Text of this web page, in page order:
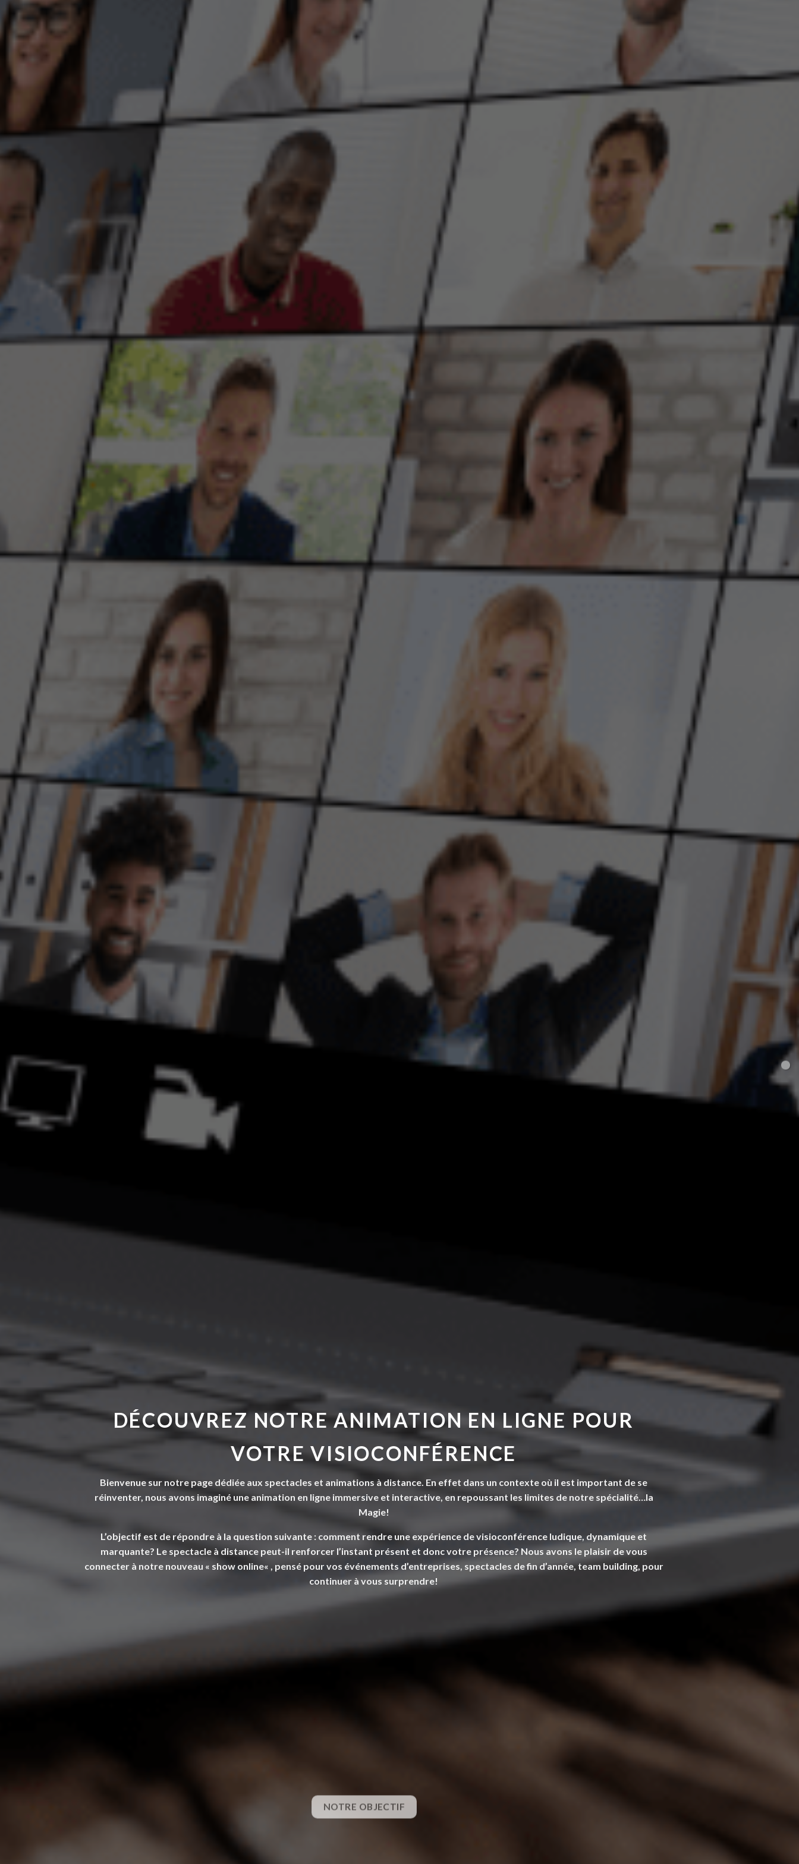
NOTRE OBJECTIF
DÉCOUVREZ NOTREANIMATION EN LIGNE POUR
VOTRE VISIOCONFÉRENCE
Bienvenue sur notre page dédiée aux spectacles et animations à distance. En effet dans un contexte où il est important de se
réinventer, nous avons imaginé une animation en ligne immersive et interactive, en repoussant les limites de notre spécialité…la
Magie!
L’objectif est de répondre à la question suivante : comment rendre une expérience de visioconférence ludique, dynamique et
marquante? Le spectacle à distance peut-il renforcer l’instant présent et donc votre présence? Nous avons le plaisir de vous
connecter à notre nouveau « show online« , pensé pour vos événements d’entreprises, spectacles de fin d’année, team building, pour
continuer à vous surprendre!